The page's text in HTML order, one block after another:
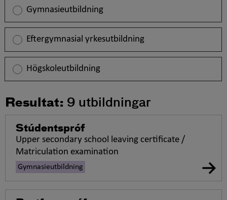
Gymnasieutbildning
Eftergymnasial yrkesutbildning
Högskoleutbildning
Resultat: 9 utbildningar
Stúdentspróf
Upper secondary school leaving certificate /
Matriculation examination
Gymnasieutbildning